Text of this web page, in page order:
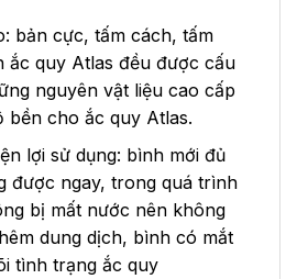
bản cực, tấm cách, tấm
ắc quy Atlas đều được cấu
nguyên vật liệu cao cấp
bền cho ắc quy Atlas.
lợi sử dụng: bình mới đủ
được ngay, trong quá trình
bị mất nước nên không
dung dịch, bình có mắt
tình trạng ắc quy